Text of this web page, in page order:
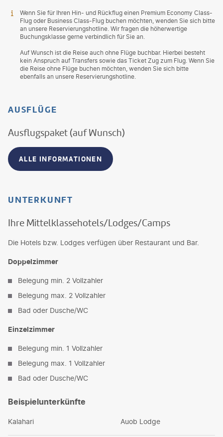
Wenn Sie für Ihren Hin- und Rückflug einen Premium Economy Class-
Flug oder Business Class-Flug buchen möchten, wenden Sie sich bitte
an unsere Reservierungshotline. Wir fragen die höherwertige
Buchungsklasse gerne verbindlich für Sie an.
Auf Wunsch ist die Reise auch ohne Flüge buchbar. Hierbei besteht
kein Anspruch auf Transfers sowie das Ticket Zug zum Flug. Wenn Sie
die Reise ohne Flüge buchen möchten, wenden Sie sich bitte
ebenfalls an unsere Reservierungshotline.
AUSFLÜGE
Ausflugspaket (auf Wunsch)
ALLE INFORMATIONEN
UNTERKUNFT
Ihre Mittelklassehotels/Lodges/Camps
Die Hotels bzw. Lodges verfügen über Restaurant und Bar.
Doppelzimmer
Belegung min. 2 Vollzahler
Belegung max. 2 Vollzahler
Bad oder Dusche/WC
Einzelzimmer
Belegung min. 1 Vollzahler
Belegung max. 1 Vollzahler
Bad oder Dusche/WC
Beispielunterkünfte
Kalahari Auob Lodge